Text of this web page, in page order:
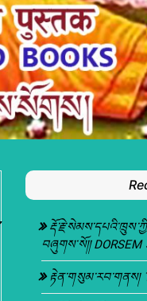
བཞུགས་སོ།།
རྟེན་གསུམ་རབ་གནས།